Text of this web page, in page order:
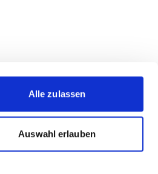
Alle zulassen
Auswahl erlauben